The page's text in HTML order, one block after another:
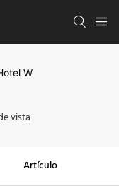
W
vista
Artículo